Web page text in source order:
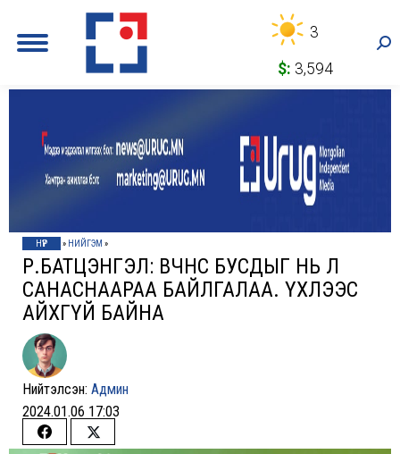
3
$: 3,594
НҮҮР » НИЙГЭМ »
Р.БАТЦЭНГЭЛ: ӨВЧНӨӨС БУСДЫГ НЬ Л
САНАСНААРАА БАЙЛГАЛАА. ҮХЛЭЭС
АЙХГҮЙ БАЙНА
Нийтэлсэн: Админ
2024.01.06 17:03
Share
Share